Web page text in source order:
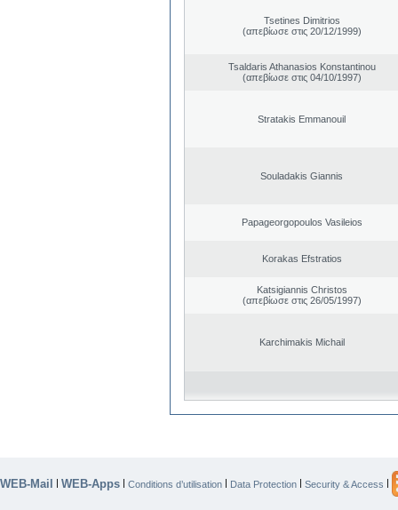
Tsetines Dimitrios
(απεβίωσε στις 20/12/1999)
Tsaldaris Athanasios Konstantinou
(απεβίωσε στις 04/10/1997)
Stratakis Emmanouil
Souladakis Giannis
Papageorgopoulos Vasileios
Korakas Efstratios
Katsigiannis Christos
(απεβίωσε στις 26/05/1997)
Karchimakis Michail
WEB-Mail | WEB-Apps | Conditions d’utilisation | Data Protection | Security & Access |